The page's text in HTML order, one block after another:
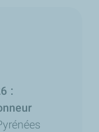
: